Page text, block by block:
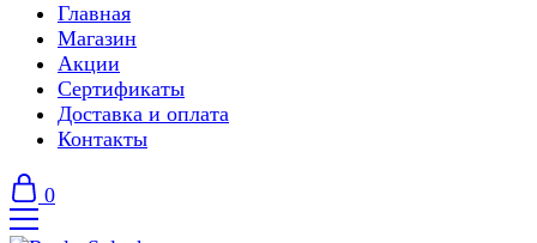
Главная
Магазин
Акции
Сертификаты
Доставка и оплата
Контакты
0